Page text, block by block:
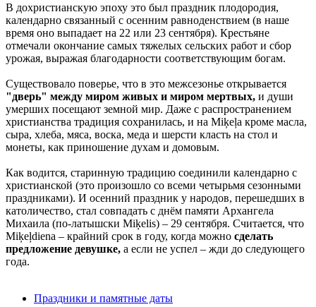
В дохристианскую эпоху это был праздник плодородия,
календарно связанный с осенним равноденствием (в наше
время оно выпадает на 22 или 23 сентября). Крестьяне
отмечали окончание самых тяжелых сельских работ и сбор
урожая, выражая благодарности соответствующим богам.
Существовало поверье, что в это межсезонье открывается
"дверь" между миром живых и миром мертвых, и души
умерших посещают земной мир. Даже с распространением
христианства традиция сохранилась, и на Miķeļa кроме масла,
сыра, хлеба, мяса, воска, меда и шерсти класть на стол и
монеты, как приношение духам и домовым.
Как водится, старинную традицию соединили календарно с
христианской (это произошло со всеми четырьмя сезонными
праздниками). И осенний праздник у народов, перешедших в
католичество, стал совпадать с днём памяти Архангела
Михаила (по-латышски Miķelis) – 29 сентября. Считается, что
Miķeļdiena – крайний срок в году, когда можно сделать
предложение девушке, а если не успел – жди до следующего
года.
Праздники и памятные даты